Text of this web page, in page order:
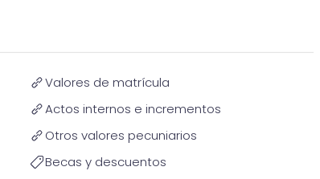
Valores de matrícula
Actos internos e incrementos
Otros valores pecuniarios
Becas y descuentos